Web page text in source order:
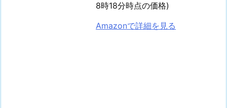
8時18分時点の価格)
Amazonで詳細を見る